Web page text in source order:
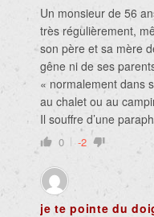
Un monsieur de 56
très régulièrement,
son père et sa mère
gêne ni de ses
« normalement dans
au chalet ou au
Il souffre d’une
0 -2
je te pointe du